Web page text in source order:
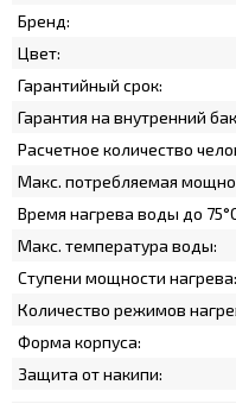
Бренд:
Цвет:
Гарантийный срок:
Гарантия на внутренний
Расчетное количество
Макс. потребляемая
Время нагрева воды до
Макс. температура воды:
Ступени мощности нагрева:
Количество режимов
Форма корпуса:
Защита от накипи: